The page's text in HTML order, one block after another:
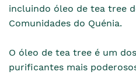
incluindo óleo de tea tree
Comunidades do Quénia.
O óleo de tea tree é um
purificantes mais